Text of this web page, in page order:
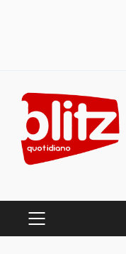
content
PRIMARY